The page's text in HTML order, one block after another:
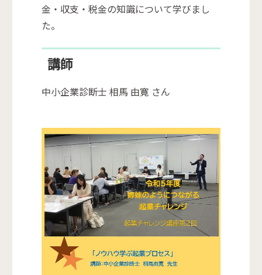
金・収支・税金の知識について学びまし
た。
講師
中小企業診断士 相馬 由寛 さん